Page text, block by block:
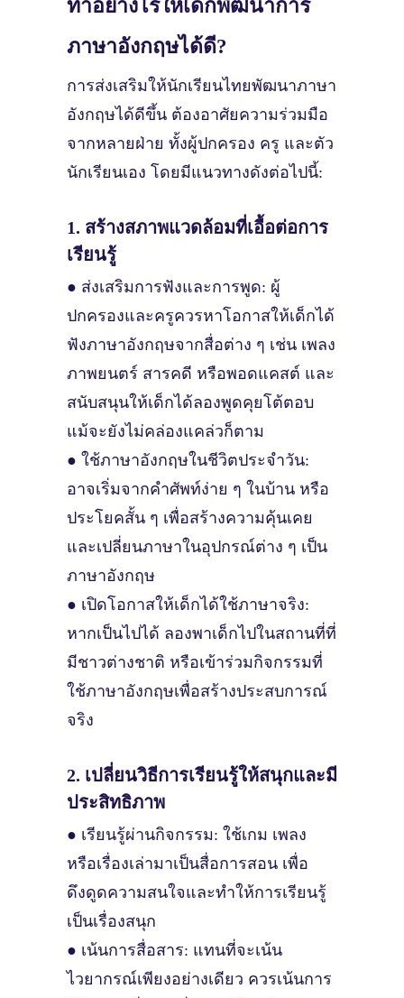
ทำอย่างไรให้เด็กพัฒนาการ
ภาษาอังกฤษได้ดี?
การส่งเสริมให้นักเรียนไทยพัฒนาภาษา
อังกฤษได้ดีขึ้น ต้องอาศัยความร่วมมือ
จากหลายฝ่าย ทั้งผู้ปกครอง ครู และตัว
นักเรียนเอง โดยมีแนวทางดังต่อไปนี้:
1. สร้างสภาพแวดล้อมที่เอื้อต่อการ
เรียนรู้
● ส่งเสริมการฟังและการพูด: ผู้
ปกครองและครูควรหาโอกาสให้เด็กได้
ฟังภาษาอังกฤษจากสื่อต่าง ๆ เช่น เพลง
ภาพยนตร์ สารคดี หรือพอดแคสต์ และ
สนับสนุนให้เด็กได้ลองพูดคุยโต้ตอบ
แม้จะยังไม่คล่องแคล่วก็ตาม
● ใช้ภาษาอังกฤษในชีวิตประจำวัน:
อาจเริ่มจากคำศัพท์ง่าย ๆ ในบ้าน หรือ
ประโยคสั้น ๆ เพื่อสร้างความคุ้นเคย
และเปลี่ยนภาษาในอุปกรณ์ต่าง ๆ เป็น
ภาษาอังกฤษ
● เปิดโอกาสให้เด็กได้ใช้ภาษาจริง:
หากเป็นไปได้ ลองพาเด็กไปในสถานที่ที่
มีชาวต่างชาติ หรือเข้าร่วมกิจกรรมที่
ใช้ภาษาอังกฤษเพื่อสร้างประสบการณ์
จริง
2. เปลี่ยนวิธีการเรียนรู้ให้สนุกและมี
ประสิทธิภาพ
● เรียนรู้ผ่านกิจกรรม: ใช้เกม เพลง
หรือเรื่องเล่ามาเป็นสื่อการสอน เพื่อ
ดึงดูดความสนใจและทำให้การเรียนรู้
เป็นเรื่องสนุก
● เน้นการสื่อสาร: แทนที่จะเน้น
ไวยากรณ์เพียงอย่างเดียว ควรเน้นการ